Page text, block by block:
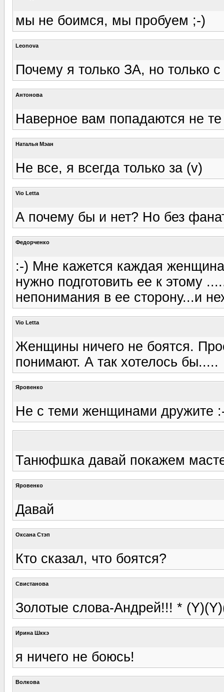
мы не боимся, мы пробуем ;-)
Leonova
Почему я только ЗА, но только
Антонова
Наверное вам попадаются не
Наталья Мэан
Не все, я всегда только за (v)
Vio Letta
А почему бы и нет? Но без
Федорченко
:-) Мне кажется каждая женщина
нужно подготовить ее к этому
непонимания в ее сторону...и
Vio Letta
Женщины ничего не боятся.
понимают. А так хотелось бы.....
Яровенко
Не с теми женщинами дружите
Танюфшка давай покажем
Яровенко
Давай
Оксана Стэп
Кто сказал, что боятся?
Свистанова
Золотые слова-Андрей!!! *
Ирина Шккэ
я ничего не боюсь!
Волкова